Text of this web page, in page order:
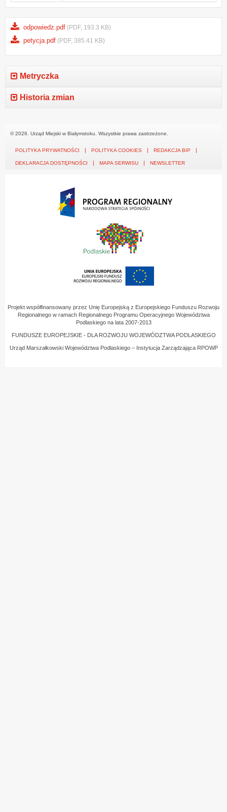
odpowiedz.pdf (PDF, 193.3 KB)
petycja.pdf (PDF, 385.41 KB)
Metryczka
Historia zmian
© 2026. Urząd Miejski w Białymstoku. Wszystkie prawa zastrzeżone.
POLITYKA PRYWATNOŚCI POLITYKA COOKIES REDAKCJA BIP
DEKLARACJA DOSTĘPNOŚCI MAPA SERWISU NEWSLETTER
Projekt współfinansowany przez Unię Europejską z Europejskiego Funduszu Rozwoju
Regionalnego w ramach Regionalnego Programu Operacyjnego Województwa
Podlaskiego na lata 2007-2013
FUNDUSZE EUROPEJSKIE - DLA ROZWOJU WOJEWÓDZTWA PODLASKIEGO
Urząd Marszałkowski Województwa Podlaskiego – Instytucja Zarządzająca RPOWP